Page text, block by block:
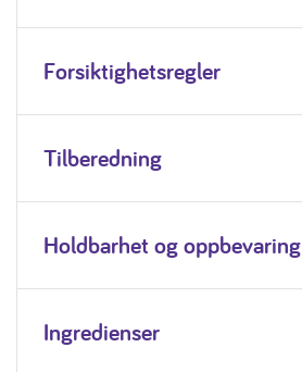
Forsiktighetsregler
Tilberedning
Holdbarhet og oppbevaring
Ingredienser